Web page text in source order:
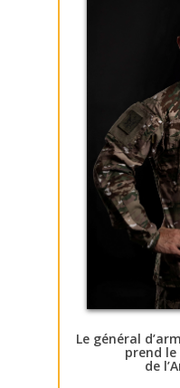
Le général
prend
de